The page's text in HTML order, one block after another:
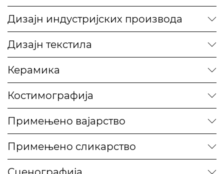
Дизајн индустријских производа
Дизајн текстила
Керамика
Костимографија
Примењено вајарство
Примењено сликарство